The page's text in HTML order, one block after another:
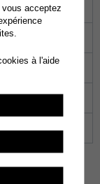
04
18
25
01
acceptez
à l'aide